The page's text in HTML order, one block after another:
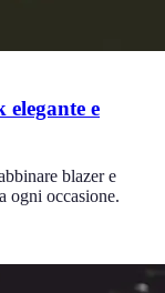
e
blazer e
ogni occasione.